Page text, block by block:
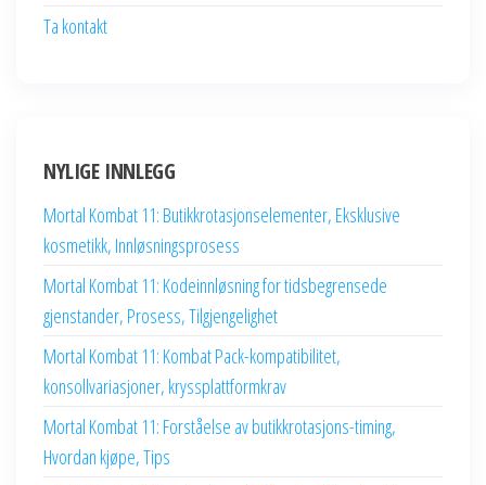
Ta kontakt
NYLIGE INNLEGG
Mortal Kombat 11: Butikkrotasjonselementer, Eksklusive
kosmetikk, Innløsningsprosess
Mortal Kombat 11: Kodeinnløsning for tidsbegrensede
gjenstander, Prosess, Tilgjengelighet
Mortal Kombat 11: Kombat Pack-kompatibilitet,
konsollvariasjoner, kryssplattformkrav
Mortal Kombat 11: Forståelse av butikkrotasjons-timing,
Hvordan kjøpe, Tips